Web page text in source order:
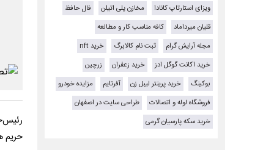
حریم
ویزای استارتاپ کانادا
مخازن پلی اتیلن
فال حافظ
قلیان میرداماد
کافه مناسب کار و مطالعه
مجله آرایش گرام
ثبت نام کالابرگ
خرید nft
خرید اکانت گوگل ادز
خرید زعفران
زرچین
بوکینگ
خرید پرینتر لیبل زن آفرتایم
مزایده خودرو
فروشگاه لوله و اتصالات
طراحی سایت در اصفهان
خرید سکه پارسیان گرمی